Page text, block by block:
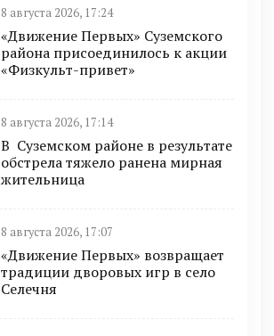
8 августа 2026, 17:24
«Движение Первых» Суземского
района присоединилось к акции
«Физкульт-привет»
8 августа 2026, 17:14
В Суземском районе в результате
обстрела тяжело ранена мирная
жительница
8 августа 2026, 17:07
«Движение Первых» возвращает
традиции дворовых игр в село
Селечня